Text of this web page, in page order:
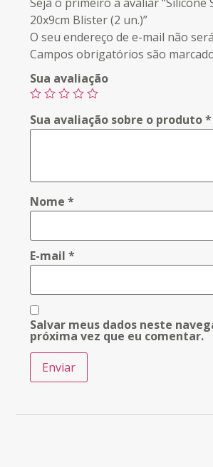
20x9cm Blister (2 un.)”
O seu endereço de e-mail não
Campos obrigatórios são
Sua avaliação
Sua avaliação sobre o produto*
Nome*
E-mail*
Salvar meus dados neste
próxima vez que eu comentar.